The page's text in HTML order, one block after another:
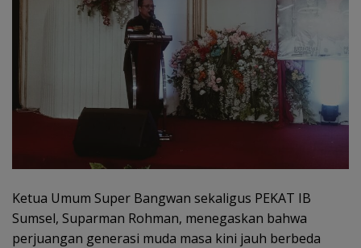
Ketua Umum Super Bangwan sekaligus PEKAT IB
Sumsel, Suparman Rohman, menegaskan bahwa
perjuangan generasi muda masa kini jauh berbeda